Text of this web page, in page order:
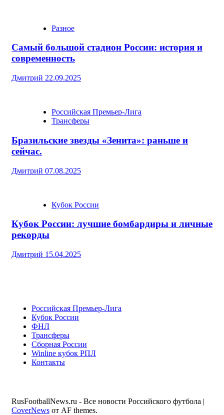
Разное
Самый большой стадион России: история и
современность
Дмитрий 22.09.2025
Российская Премьер-Лига
Трансферы
Бразильские звезды «Зенита»: раньше и
сейчас.
Дмитрий 07.08.2025
Кубок России
Кубок России: лучшие бомбардиры и личные
рекорды
Дмитрий 15.04.2025
Российская Премьер-Лига
Кубок России
ФНЛ
Трансферы
Сборная России
Winline кубок РПЛ
Контакты
RusFootballNews.ru - Все новости Российского футбола |
CoverNews от AF themes.